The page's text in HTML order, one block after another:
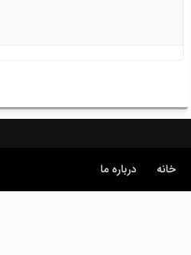
خانه درباره ما